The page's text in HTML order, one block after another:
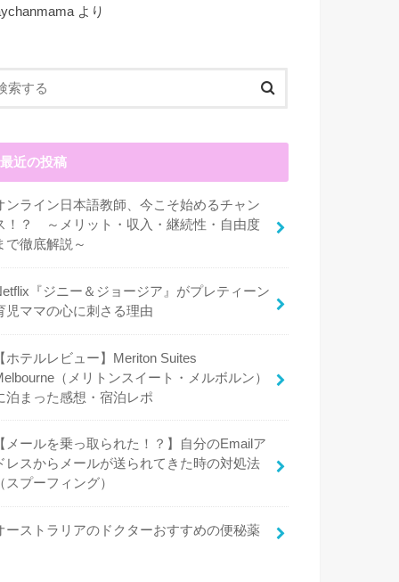
より
最近の投稿
ンライン日本語教師、今こそ始めるチャン
！？ ～メリット・収入・継続性・自由度
で徹底解説～
『ジニー＆ジョージア』がプレティーン
児ママの心に刺さる理由
【ホテルレビュー】Meriton Suites
（メリトンスイート・メルボルン）
泊まった感想・宿泊レポ
【メールを乗っ取られた！？】自分のEmailア
レスからメールが送られてきた時の対処法
（スプーフィング）
ーストラリアのドクターおすすめの便秘薬